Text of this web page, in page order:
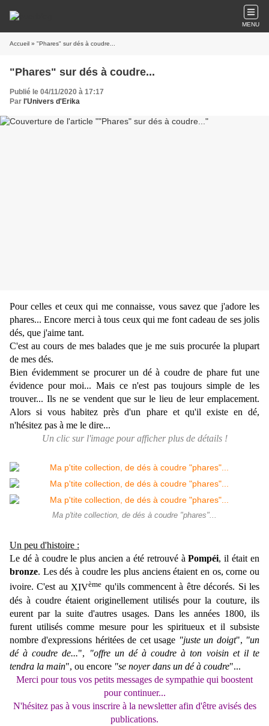
MENU
Accueil » "Phares" sur dés à coudre...
"Phares" sur dés à coudre...
Publié le 04/11/2020 à 17:17
Par l'Univers d'Erika
Pour celles et ceux qui me connaisse, vous savez que j'adore les
phares... Encore merci à tous ceux qui me font cadeau de ses jolis
dés, que j'aime tant.
C'est au cours de mes balades que je me suis procurée la plupart
de mes dés.
Bien évidemment se procurer un dé à coudre de phare fut une
évidence pour moi... Mais ce n'est pas toujours simple de les
trouver... Ils ne se vendent que sur le lieu de leur emplacement.
Alors si vous habitez près d'un phare et qu'il existe en dé,
n'hésitez pas à me le dire...
Un clic sur l'image pour afficher plus de détails !
Ma p'tite collection, de dés à coudre "phares"...
Un peu d'histoire :
Le dé à coudre le plus ancien a été retrouvé àPompéi, il était en
bronze. Les dés à coudre les plus anciens étaient en os, corne ou
ivoire. C'est au XIVème qu'ils commencent à être décorés. Si les
dés à coudre étaient originellement utilisés pour la couture, ils
eurent par la suite d'autres usages. Dans les années 1800, ils
furent utilisés comme mesure pour les spiritueux et il subsiste
nombre d'expressions héritées de cet usage "juste un doigt", "un
dé à coudre de...", "offre un dé à coudre à ton voisin et il te
tendra la main", ou encore "se noyer dans un dé à coudre"...
Merci pour tous vos petits messages de sympathie qui boostent
pour continuer...
N'hésitez pas à vous inscrire à la newsletter afin d'être avisés des
publications.